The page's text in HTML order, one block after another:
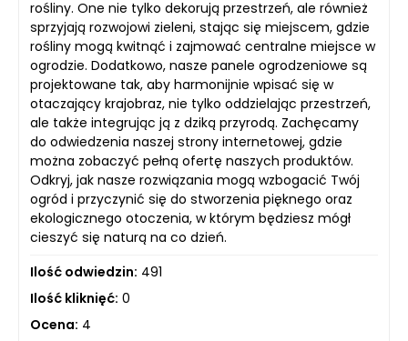
rośliny. One nie tylko dekorują przestrzeń, ale również
sprzyjają rozwojowi zieleni, stając się miejscem, gdzie
rośliny mogą kwitnąć i zajmować centralne miejsce w
ogrodzie. Dodatkowo, nasze panele ogrodzeniowe są
projektowane tak, aby harmonijnie wpisać się w
otaczający krajobraz, nie tylko oddzielając przestrzeń,
ale także integrując ją z dziką przyrodą. Zachęcamy
do odwiedzenia naszej strony internetowej, gdzie
można zobaczyć pełną ofertę naszych produktów.
Odkryj, jak nasze rozwiązania mogą wzbogacić Twój
ogród i przyczynić się do stworzenia pięknego oraz
ekologicznego otoczenia, w którym będziesz mógł
cieszyć się naturą na co dzień.
Ilość odwiedzin: 491
Ilość kliknięć: 0
Ocena: 4